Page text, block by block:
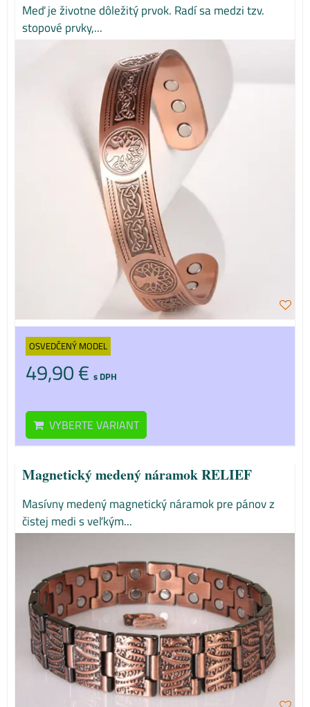
Meď je životne dôležitý prvok. Radí sa medzi tzv.
stopové prvky,...
OSVEDČENÝ MODEL
49,90 € s DPH
VYBERTE VARIANT
Magnetický medený náramok RELIEF
Masívny medený magnetický náramok pre pánov z
čistej medi s veľkým...